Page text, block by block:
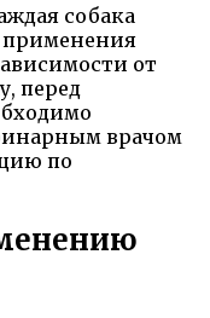
собака
применения
от
перед
врачом
по